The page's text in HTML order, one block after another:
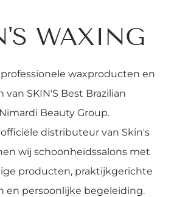
WAXING
waxproducten en
SKIN'S Best Brazilian
Beauty Group.
distributeur van Skin's
wij schoonheidssalons met
producten, praktijkgerichte
en persoonlijke begeleiding.